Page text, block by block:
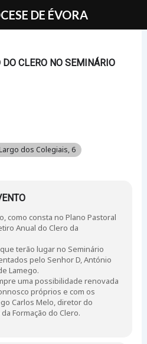
CLERO NO SEMINÁRIO
dos Colegiais, 6
como consta no Plano Pastoral
Anual do Clero da
terão lugar no Seminário
pelo Senhor D, António
Lamego.
uma possibilidade renovada
próprios e com os
Carlos Melo, diretor do
Formação do Clero.
DE ÉVORA